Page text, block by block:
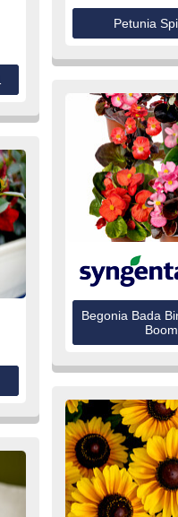
Petunia
Begonia Bada